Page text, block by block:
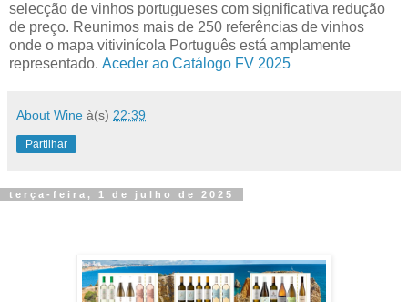
selecção de vinhos portugueses com significativa redução
de preço. Reunimos mais de 250 referências de vinhos
onde o mapa vitivinícola Português está amplamente
representado. Aceder ao Catálogo FV 2025
About Wine à(s) 22:39
Partilhar
terça-feira, 1 de julho de 2025